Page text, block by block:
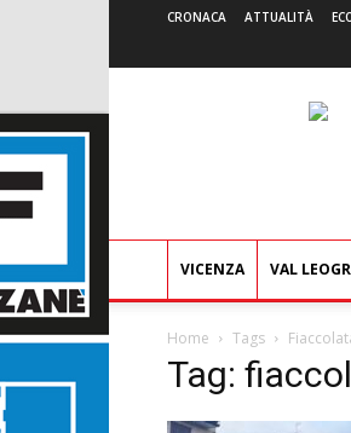
CRONACA ATTUALITÀ
VICENZA VAL
Home Tags
Tag: